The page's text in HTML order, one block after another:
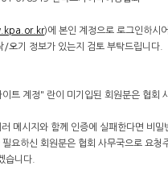
)에 본인 계정으로 로그인하시
/오기 정보가 있는지 검토 부탁드립니다.
트 계정" 란이 미기입된 회원분은 협회
메시지와 함께 인증에 실패한다면 비밀
요하신 회원분은 협회 사무국으로 요청
습니다.